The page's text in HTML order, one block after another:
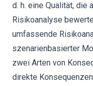
d. h. eine Qualität, die
Risikoanalyse
umfassende
szenarienbasierter
zwei Arten von
direkte